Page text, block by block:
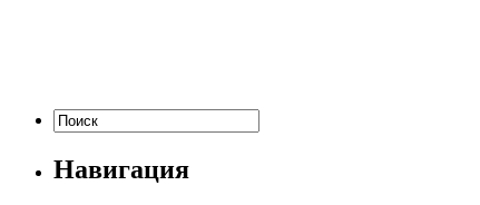
Навигация